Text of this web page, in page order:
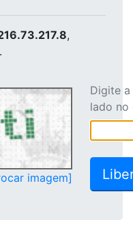
,
imagem]
Digite
lado no